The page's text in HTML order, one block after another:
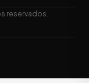
reservados.